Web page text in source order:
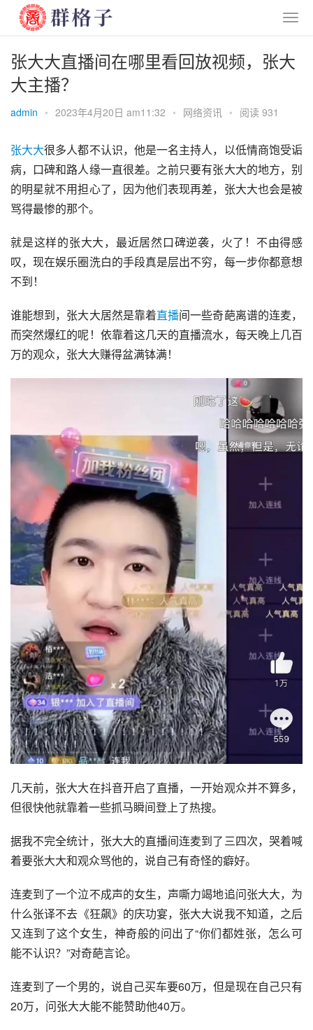
张大大直播间在哪里看回放视频，张大
大主播？
admin • 2023年4月20日 am11:32 • 网络资讯 • 阅读 931
张大大很多人都不认识，他是一名主持人，以低情商饱受诟
病，口碑和路人缘一直很差。之前只要有张大大的地方，别
的明星就不用担心了，因为他们表现再差，张大大也会是被
骂得最惨的那个。
就是这样的张大大，最近居然口碑逆袭，火了！不由得感
叹，现在娱乐圈洗白的手段真是层出不穷，每一步你都意想
不到！
谁能想到，张大大居然是靠着直播间一些奇葩离谱的连麦，
而突然爆红的呢！依靠着这几天的直播流水，每天晚上几百
万的观众，张大大赚得盆满钵满！
几天前，张大大在抖音开启了直播，一开始观众并不算多，
但很快他就靠着一些抓马瞬间登上了热搜。
据我不完全统计，张大大的直播间连麦到了三四次，哭着喊
着要张大大和观众骂他的，说自己有奇怪的癖好。
连麦到了一个泣不成声的女生，声嘶力竭地追问张大大，为
什么张译不去《狂飙》的庆功宴，张大大说我不知道，之后
又连到了这个女生，神奇般的问出了“你们都姓张，怎么可
能不认识？”对奇葩言论。
连麦到了一个男的，说自己买车要60万，但是现在自己只有
20万，问张大大能不能赞助他40万。